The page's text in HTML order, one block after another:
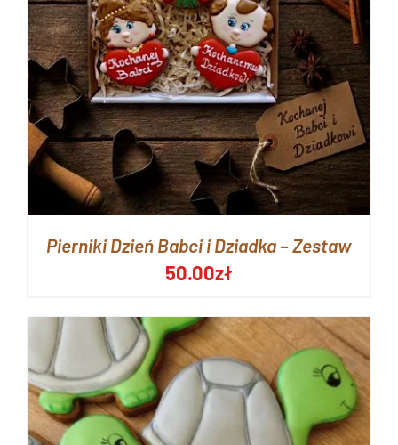
Pierniki Dzień Babci i Dziadka – Zestaw
50.00zł